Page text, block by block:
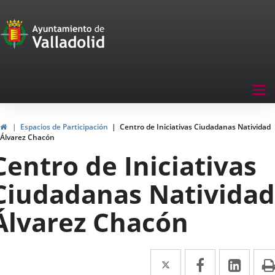
Portal
de
navegación
InicioEspacios de Participación
Centro de Iniciativas Ciudadanas Natividad
Álvarez Chacón
de Iniciativas
Natividad
Chacón
Twitter
Enlace Facebook
Enlace